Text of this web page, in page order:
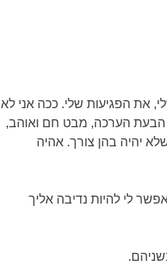
את הפגיעות שלי. ככה אני לא
הבעת הערכה, מבט חם ואוהב,
יהיה בהן צורך. אהיה
לי להיות נדיבה אליך